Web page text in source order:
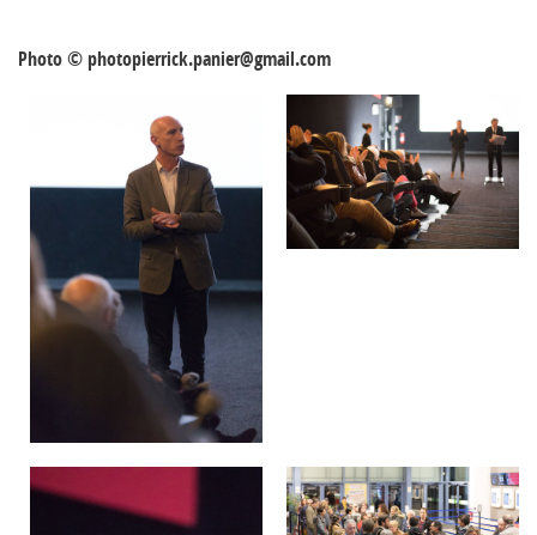
Photo © photopierrick.panier@gmail.com